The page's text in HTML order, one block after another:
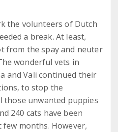
the volunteers of Dutch
a break. At least,
from the spay and neuter
wonderful vets in
and Vali continued their
to stop the
unwanted puppies
240 cats have been
months. However,